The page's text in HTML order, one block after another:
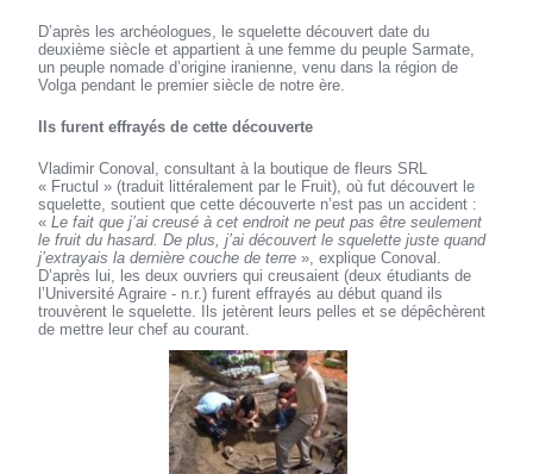
D’après les archéologues, le squelette découvert date du
deuxième siècle et appartient à une femme du peuple Sarmate,
un peuple nomade d’origine iranienne, venu dans la région de
Volga pendant le premier siècle de notre ère.
Ils furent effrayés de cette découverte
Vladimir Conoval, consultant à la boutique de fleurs SRL
« Fructul » (traduit littéralement par le Fruit), où fut découvert le
squelette, soutient que cette découverte n’est pas un accident :
«Le fait que j’ai creusé à cet endroit ne peut pas être seulement
le fruit du hasard. De plus, j’ai découvert le squelette juste quand
j’extrayais la dernière couche de terre », explique Conoval.
D’après lui, les deux ouvriers qui creusaient (deux étudiants de
l’Université Agraire - n.r.) furent effrayés au début quand ils
trouvèrent le squelette. Ils jetèrent leurs pelles et se dépêchèrent
de mettre leur chef au courant.